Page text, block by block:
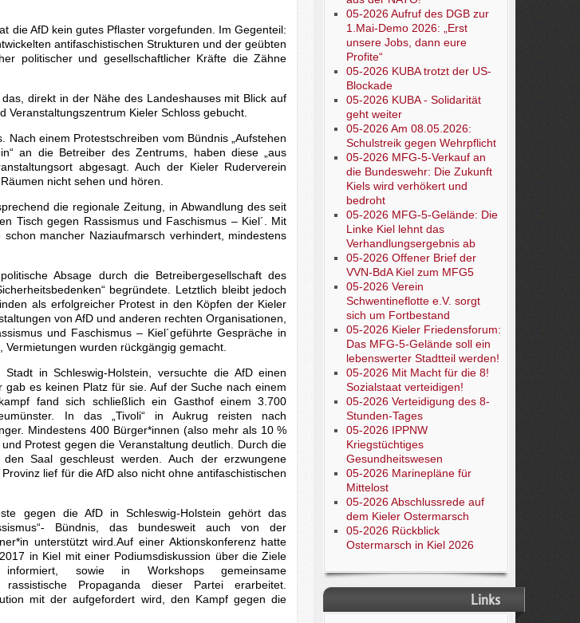
die AfD kein gutes Pflaster vorgefunden. Im Gegenteil:
antifaschistischen Strukturen und der geübten
politischer und gesellschaftlicher Kräfte die Zähne
direkt in der Nähe des Landeshauses mit Blick auf
Veranstaltungszentrum Kieler Schloss gebucht.
Nach einem Protestschreiben vom Bündnis „Aufstehen
an die Betreiber des Zentrums, haben diese „aus
abgesagt. Auch der Kieler Ruderverein
nicht sehen und hören.
die regionale Zeitung, in Abwandlung des seit
Tisch gegen Rassismus und Faschismus – Kiel´. Mit
schon mancher Naziaufmarsch verhindert, mindestens
Absage durch die Betreibergesellschaft des
begründete. Letztlich bleibt jedoch
als erfolgreicher Protest in den Köpfen der Kieler
von AfD und anderen rechten Organisationen,
und Faschismus – Kiel´geführte Gespräche in
wurden rückgängig gemacht.
in Schleswig-Holstein, versuchte die AfD einen
es keinen Platz für sie. Auf der Suche nach einem
fand sich schließlich ein Gasthof einem 3.700
In das „Tivoli“ in Aukrug reisten nach
Mindestens 400 Bürger*innen (also mehr als 10 %
Protest gegen die Veranstaltung deutlich. Durch die
Saal geschleust werden. Auch der erzwungene
lief für die AfD also nicht ohne antifaschistischen
gegen die AfD in Schleswig-Holstein gehört das
Bündnis, das bundesweit auch von der
unterstützt wird.Auf einer Aktionskonferenz hatte
in Kiel mit einer Podiumsdiskussion über die Ziele
sowie in Workshops gemeinsame
rassistische Propaganda dieser Partei erarbeitet.
mit der aufgefordert wird, den Kampf gegen die
05-2026 Aufruf des DGB zur
1.Mai-Demo 2026: „Erst
unsere Jobs, dann eure
Profite“
05-2026 KUBA trotzt der US-
Blockade
05-2026 KUBA - Solidarität
geht weiter
05-2026 Am 08.05.2026:
Schulstreik gegen Wehrpflicht
05-2026 MFG-5-Verkauf an
die Bundeswehr: Die Zukunft
Kiels wird verhökert und
bedroht
05-2026 MFG-5-Gelände: Die
Linke Kiel lehnt das
Verhandlungsergebnis ab
05-2026 Offener Brief der
VVN-BdA Kiel zum MFG5
05-2026 Verein
Schwentineflotte e.V. sorgt
sich um Fortbestand
05-2026 Kieler Friedensforum:
Das MFG-5-Gelände soll ein
lebenswerter Stadtteil werden!
05-2026 Mit Macht für die 8!
Sozialstaat verteidigen!
05-2026 Verteidigung des 8-
Stunden-Tages
05-2026 IPPNW
Kriegstüchtiges
Gesundheitswesen
05-2026 Marinepläne für
Mittelost
05-2026 Abschlussrede auf
dem Kieler Ostermarsch
05-2026 Rückblick
Ostermarsch in Kiel 2026
Links